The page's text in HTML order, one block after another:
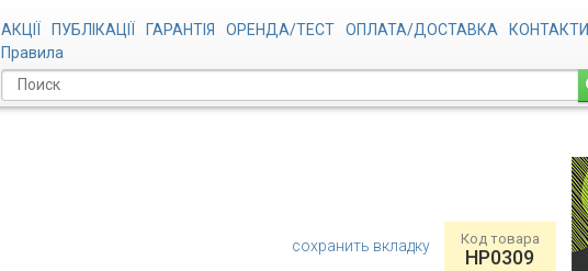
АКЦІЇ ПУБЛІКАЦІЇ ГАРАНТІЯ ОРЕНДА/ТЕСТ ОПЛАТА/ДОСТАВКА
КОНТАКТИ
Правила
сохранить вкладку Код товара
HP0309